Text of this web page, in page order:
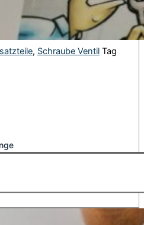
, Schraube Ventil Tag